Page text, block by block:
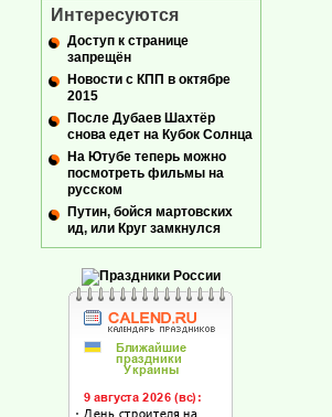
Интересуются
Доступ к странице
запрещён
Новости с КПП в октябре
2015
После Дубаев Шахтёр
снова едет на Кубок Солнца
На Ютубе теперь можно
посмотреть фильмы на
русском
Путин, бойся мартовских
ид, или Круг замкнулся